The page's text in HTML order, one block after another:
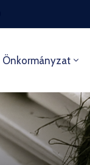
Önkormányzat